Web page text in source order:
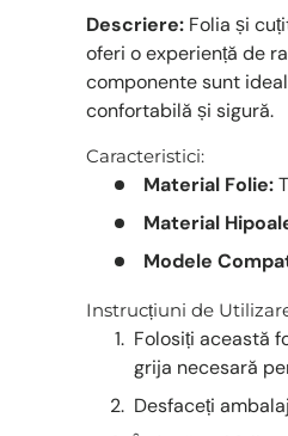
Descriere: Folia și
oferi o experiență de
componente sunt
confortabilă și sigură.
Caracteristici:
Material Folie:
Material
Modele
Instrucțiuni de
Folosiți această
grija necesară
Desfaceți